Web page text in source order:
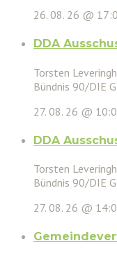
26. 08. 26 @
DDA
Torsten
Bündnis 90/DIE
27. 08. 26 @
DDA
Torsten
Bündnis 90/DIE
27. 08. 26 @